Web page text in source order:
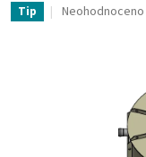
Tip
Průměrné
hvězdiček.
Neohodnoceno